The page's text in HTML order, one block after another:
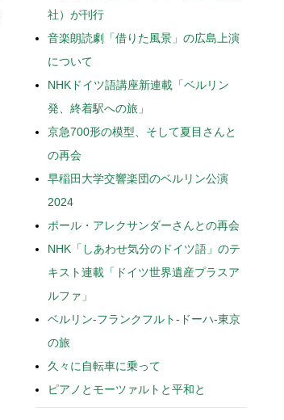
社）が刊行
音楽朗読劇「借りた風景」の広島上演
について
NHKドイツ語講座新連載「ベルリン
発、終着駅への旅」
京急700形の模型、そして夏目さんと
の再会
早稲田大学交響楽団のベルリン公演
2024
ポール・アレクサンダーさんとの再会
NHK「しあわせ気分のドイツ語」のテ
キスト連載「ドイツ世界遺産プラスア
ルファ」
ベルリン-フランクフルト-ドーハ-東京
の旅
久々に自転車に乗って
ピアノとモーツァルトと平和と